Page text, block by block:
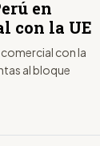
en
con la UE
con la
al bloque